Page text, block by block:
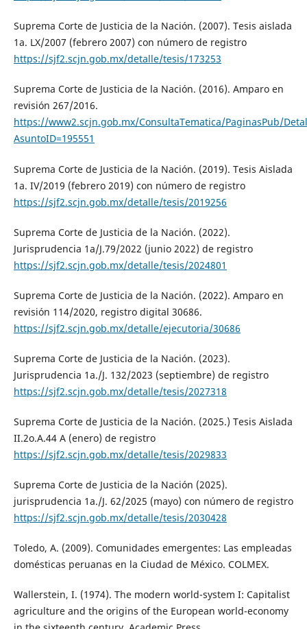
Suprema Corte de Justicia de la Nación. (2007). Tesis aislada
1a. LX/2007 (febrero 2007) con número de registro
https://sjf2.scjn.gob.mx/detalle/tesis/173253
Suprema Corte de Justicia de la Nación. (2016). Amparo en
revisión 267/2016.
https://www2.scjn.gob.mx/ConsultaTematica/PaginasPub/
AsuntoID=195551
Suprema Corte de Justicia de la Nación. (2019). Tesis Aislada
1a. IV/2019 (febrero 2019) con número de registro
https://sjf2.scjn.gob.mx/detalle/tesis/2019256
Suprema Corte de Justicia de la Nación. (2022).
Jurisprudencia 1a/J.79/2022 (junio 2022) de registro
https://sjf2.scjn.gob.mx/detalle/tesis/2024801
Suprema Corte de Justicia de la Nación. (2022). Amparo en
revisión 114/2020, registro digital 30686.
https://sjf2.scjn.gob.mx/detalle/ejecutoria/30686
Suprema Corte de Justicia de la Nación. (2023).
Jurisprudencia 1a./J. 132/2023 (septiembre) de registro
https://sjf2.scjn.gob.mx/detalle/tesis/2027318
Suprema Corte de Justicia de la Nación. (2025.) Tesis Aislada
II.2o.A.44 A (enero) de registro
https://sjf2.scjn.gob.mx/detalle/tesis/2029833
Suprema Corte de Justicia de la Nación (2025).
jurisprudencia 1a./J. 62/2025 (mayo) con número de registro
https://sjf2.scjn.gob.mx/detalle/tesis/2030428
Toledo, A. (2009). Comunidades emergentes: Las empleadas
domésticas peruanas en la Ciudad de México. COLMEX.
Wallerstein, I. (1974). The modern world-system I: Capitalist
agriculture and the origins of the European world-economy